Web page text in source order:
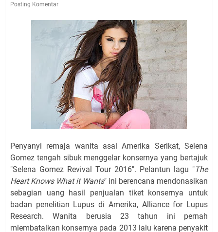
Posting Komentar
Penyanyi remaja wanita asal Amerika Serikat, Selena
Gomez tengah sibuk menggelar konsernya yang bertajuk
"Selena Gomez Revival Tour 2016". Pelantun lagu "The
Heart Knows What it Wants" ini berencana mendonasikan
sebagian uang hasil penjualan tiket konsernya untuk
badan penelitian Lupus di Amerika, Alliance for Lupus
Research. Wanita berusia 23 tahun ini pernah
mlembatalkan konsernya pada 2013 lalu karena penyakit